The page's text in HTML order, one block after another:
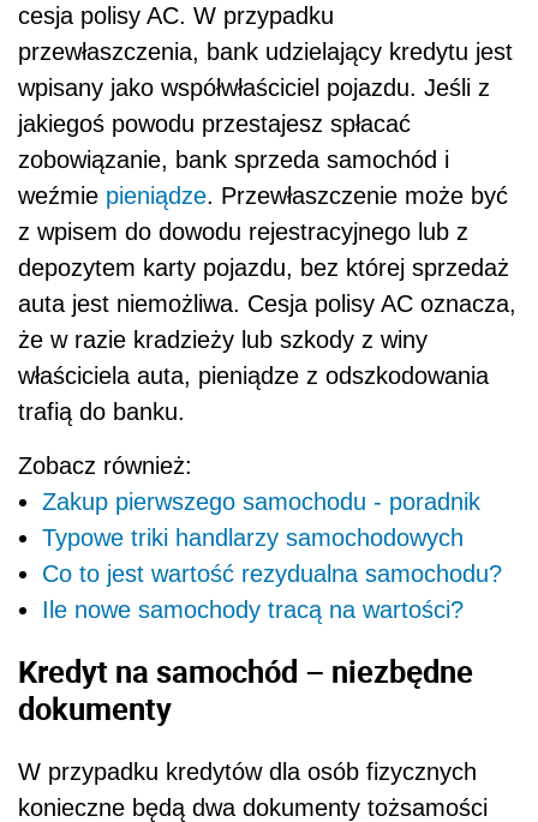
cesja polisy AC. W przypadku
przewłaszczenia, bank udzielający kredytu jest
wpisany jako współwłaściciel pojazdu. Jeśli z
jakiegoś powodu przestajesz spłacać
zobowiązanie, bank sprzeda samochód i
weźmie pieniądze. Przewłaszczenie może być
z wpisem do dowodu rejestracyjnego lub z
depozytem karty pojazdu, bez której sprzedaż
auta jest niemożliwa. Cesja polisy AC oznacza,
że w razie kradzieży lub szkody z winy
właściciela auta, pieniądze z odszkodowania
trafią do banku.
Zobacz również:
Zakup pierwszego samochodu - poradnik
Typowe triki handlarzy samochodowych
Co to jest wartość rezydualna samochodu?
Ile nowe samochody tracą na wartości?
Kredyt na samochód – niezbędne
dokumenty
W przypadku kredytów dla osób fizycznych
konieczne będą dwa dokumenty tożsamości